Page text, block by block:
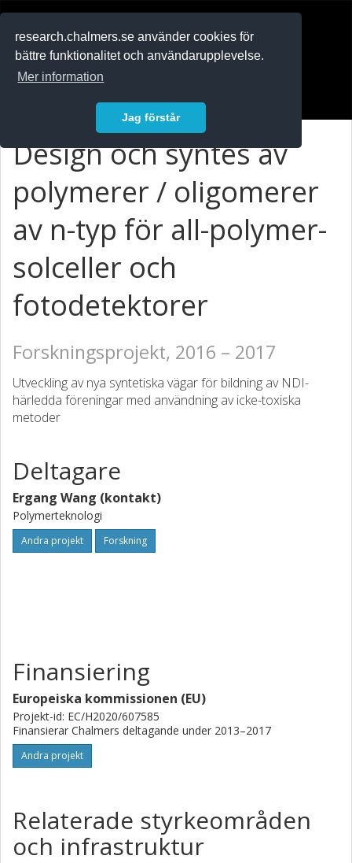
research.chalmers.se använder cookies för
bättre funktionalitet och användarupplevelse.
Mer information
Jag förstår
Design och syntes av
polymerer / oligomerer
av n-typ för all-polymer-
solceller och
fotodetektorer
Forskningsprojekt, 2016 – 2017
Utveckling av nya syntetiska vägar för bildning av NDI-
härledda föreningar med användning av icke-toxiska
metoder
Deltagare
Ergang Wang (kontakt)
Polymerteknologi
Andra projekt Forskning
Finansiering
Europeiska kommissionen (EU)
Projekt-id: EC/H2020/607585
Finansierar Chalmers deltagande under 2013–2017
Andra projekt
Relaterade styrkeområden
och infrastruktur